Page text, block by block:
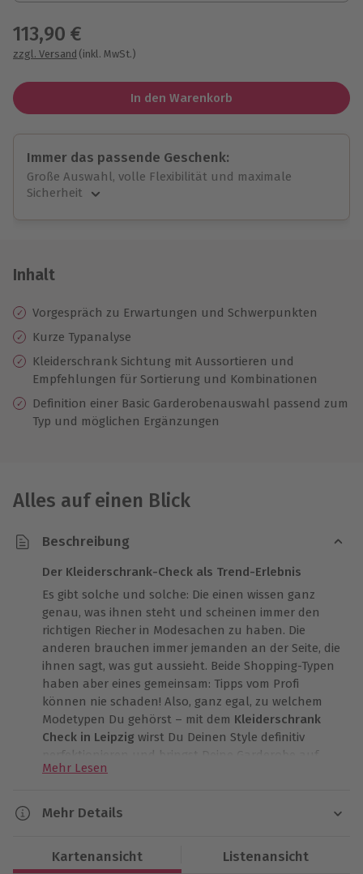
113,90 €
zzgl. Versand (inkl. MwSt.)
In den Warenkorb
Immer das passende Geschenk:
Große Auswahl, volle Flexibilität und maximale
Sicherheit
Jeder Gutschein für alle Erlebnisse einlösbar.
10 Jahre gültig & verlängerbar.
Inhalt
Vorgespräch zu Erwartungen und Schwerpunkten
Kurze Typanalyse
Kleiderschrank Sichtung mit Aussortieren und
Empfehlungen für Sortierung und Kombinationen
Definition einer Basic Garderobenauswahl passend zum
Typ und möglichen Ergänzungen
Alles auf einen Blick
Beschreibung
Der Kleiderschrank-Check als Trend-Erlebnis
Es gibt solche und solche: Die einen wissen ganz
genau, was ihnen steht und scheinen immer den
richtigen Riecher in Modesachen zu haben. Die
anderen brauchen immer jemanden an der Seite, die
ihnen sagt, was gut aussieht. Beide Shopping-Typen
haben aber eines gemeinsam: Tipps vom Profi
können nie schaden! Also, ganz egal, zu welchem
Modetypen Du gehörst – mit dem Kleiderschrank
Check in Leipzig wirst Du Deinen Style definitiv
perfektionieren und bringst Deine Garderobe auf
Vordermann!
Beim Kleiderschrank Check bei Dir zuhause, haben
Modeberatung mit allem was dazu gehört – Du
Mehr Lesen
Mehr Details
Ca. 2 Stunden
Kartenansicht Listenansicht